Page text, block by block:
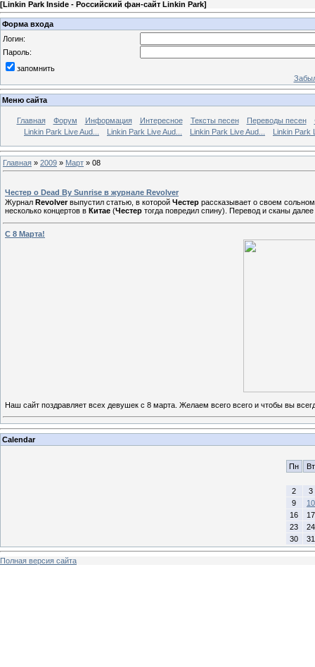
[Linkin Park Inside - Российский фан-сайт Linkin Park]
Форма входа
Логин:
Пароль:
запомнить
Меню сайта
Главная Форум Информация Интересное Тексты песен Переводы песен
Linkin Park Live Aud...
Linkin Park Live Aud... Linkin Park Live Aud... Linkin Park
Главная » 2009 » Март » 08
Честер о Dead By Sunrise в журнале Revolver
Журнал Revolverвыпустил статью, в которой Честер рассказывает о своем
несколько концертов в Китае (Честер тогда повредил спину). Перевод и сканы далее
C 8 Марта!
Наш сайт поздравляет всех девушек с 8 марта. Желаем всего всего и чтобы вы
Calendar
Пн Вт
2
3
9
10
16
17
23
24
30
31
Полная версия сайта